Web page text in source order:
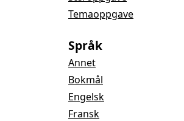
Temaoppgave
Språk
Annet
Bokmål
Engelsk
Fransk